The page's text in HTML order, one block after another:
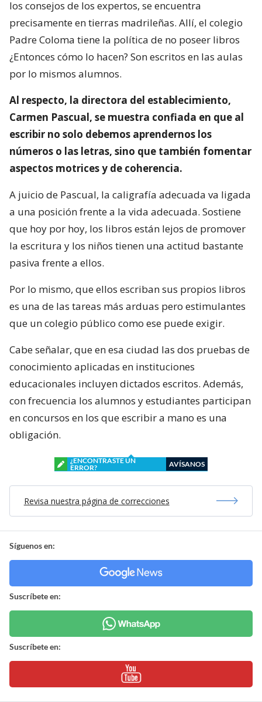
los consejos de los expertos, se encuentra
precisamente en tierras madrileñas. Allí, el colegio
Padre Coloma tiene la política de no poseer libros
¿Entonces cómo lo hacen? Son escritos en las aulas
por lo mismos alumnos.
Al respecto, la directora del establecimiento,
Carmen Pascual, se muestra confiada en que al
escribir no solo debemos aprendernos los
números o las letras, sino que también fomentar
aspectos motrices y de coherencia.
A juicio de Pascual, la caligrafía adecuada va ligada
a una posición frente a la vida adecuada. Sostiene
que hoy por hoy, los libros están lejos de promover
la escritura y los niños tienen una actitud bastante
pasiva frente a ellos.
Por lo mismo, que ellos escriban sus propios libros
es una de las tareas más arduas pero estimulantes
que un colegio público como ese puede exigir.
Cabe señalar, que en esa ciudad las dos pruebas de
conocimiento aplicadas en instituciones
educacionales incluyen dictados escritos. Además,
con frecuencia los alumnos y estudiantes participan
en concursos en los que escribir a mano es una
obligación.
¿ENCONTRASTE UN
ERROR?
AVÍSANOS
Revisa nuestra página de correcciones
Síguenos en:
Suscríbete en:
Suscríbete en: